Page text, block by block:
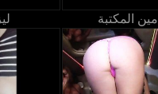
أمين المكتبة